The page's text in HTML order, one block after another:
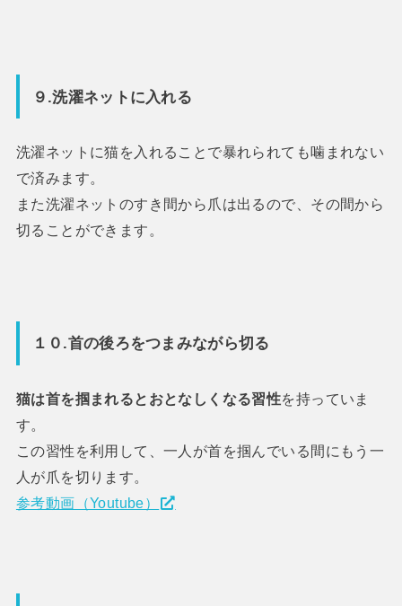
９.洗濯ネットに入れる
洗濯ネットに猫を入れることで暴れられても噛まれない
で済みます。
また洗濯ネットのすき間から爪は出るので、その間から
切ることができます。
１０.首の後ろをつまみながら切る
猫は首を掴まれるとおとなしくなる習性を持っていま
す。
この習性を利用して、一人が首を掴んでいる間にもう一
人が爪を切ります。
参考動画（Youtube）